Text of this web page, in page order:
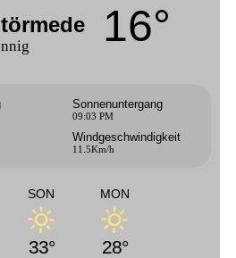
16°
Sonnenuntergang
09:03 PM
Windgeschwindigkeit
11.5Km/h
SON
33°
MON
28°